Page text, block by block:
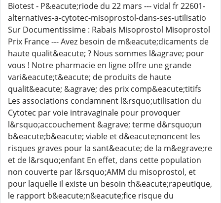
Biotest - P&eacute;riode du 22 mars --- vidal fr 22601-
alternatives-a-cytotec-misoprostol-dans-ses-utilisatio
Sur Documentissime : Rabais Misoprostol Misoprostol
Prix France --- Avez besoin de m&eacute;dicaments de
haute qualit&eacute; ? Nous sommes l&agrave; pour
vous ! Notre pharmacie en ligne offre une grande
vari&eacute;t&eacute; de produits de haute
qualit&eacute; &agrave; des prix comp&eacute;titifs
Les associations condamnent l&rsquo;utilisation du
Cytotec par voie intravaginale pour provoquer
l&rsquo;accouchement &agrave; terme d&rsquo;un
b&eacute;b&eacute; viable et d&eacute;noncent les
risques graves pour la sant&eacute; de la m&egrave;re
et de l&rsquo;enfant En effet, dans cette population
non couverte par l&rsquo;AMM du misoprostol, et
pour laquelle il existe un besoin th&eacute;rapeutique,
le rapport b&eacute;n&eacute;fice risque du